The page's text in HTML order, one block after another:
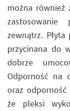
można również
zewnątrz.
przycinana do
dobrze
Odporność na
oraz odporność
że pleksi